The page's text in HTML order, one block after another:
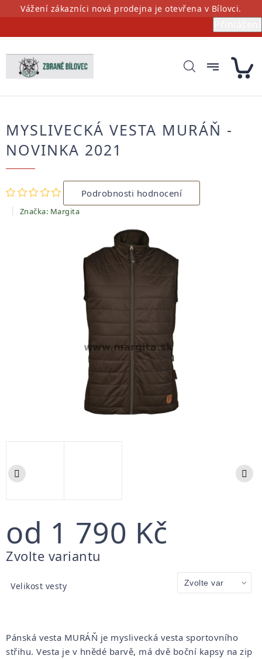
PřejítVážení zákazníci nová prodejna je otevřena v Bílovci.
MYSLIVECKÁ VESTA MURÁŇ -
NOVINKA 2021
Průměrné
hodnocení
produktu
je
hvězdiček.
Podrobnosti hodnocení
Značka: Margita
od 1 790 Kč
Měrná
Zvolte variantu
Velikost vesty
Pánská vesta MURÁŇ je myslivecká vesta sportovního
střihu. Vesta je v hnědé barvě, má dvě boční kapsy na zip